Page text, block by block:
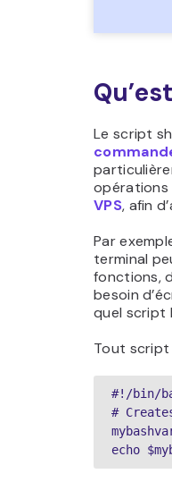
Le script
opérations
VPS, afin
Par
terminal
fonctions,
besoin
quel script
Tout script
#!/bin/
#
echo